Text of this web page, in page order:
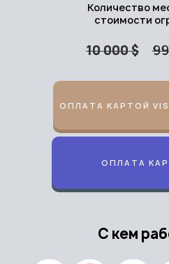
ОПЛАТА КАРТОЙ
С кем
10 000 $
ОПЛАТА
Количество
стоимости
Бонусыпри
Пакет регламентов,
инструкций и 2 книг